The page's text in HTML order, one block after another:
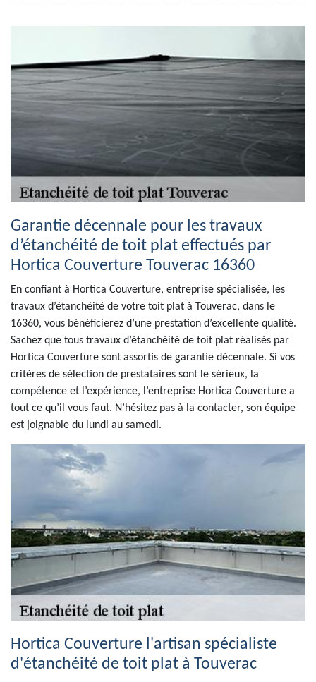
Garantie décennale pour les travaux
d’étanchéité de toit plat effectués par
Hortica Couverture Touverac 16360
En confiant à Hortica Couverture, entreprise spécialisée, les
travaux d’étanchéité de votre toit plat à Touverac, dans le
16360, vous bénéficierez d’une prestation d’excellente qualité.
Sachez que tous travaux d’étanchéité de toit plat réalisés par
Hortica Couverture sont assortis de garantie décennale. Si vos
critères de sélection de prestataires sont le sérieux, la
compétence et l’expérience, l’entreprise Hortica Couverture a
tout ce qu’il vous faut. N’hésitez pas à la contacter, son équipe
est joignable du lundi au samedi.
Hortica Couverture l'artisan spécialiste
d'étanchéité de toit plat à Touverac